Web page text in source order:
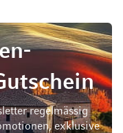
regelmässig
exklusive